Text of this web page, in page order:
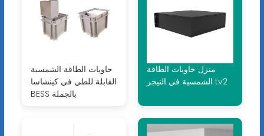
حاويات الطاقة الشمسية
القابلة للطي في كينشاسا
BESS بالجملة
منزل حاويات الطاقة
الشمسية في النيجر tv2